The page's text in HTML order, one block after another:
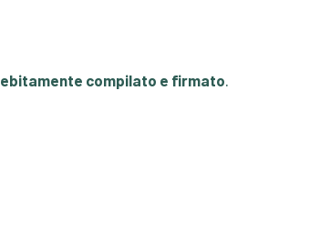
compilato e firmato.